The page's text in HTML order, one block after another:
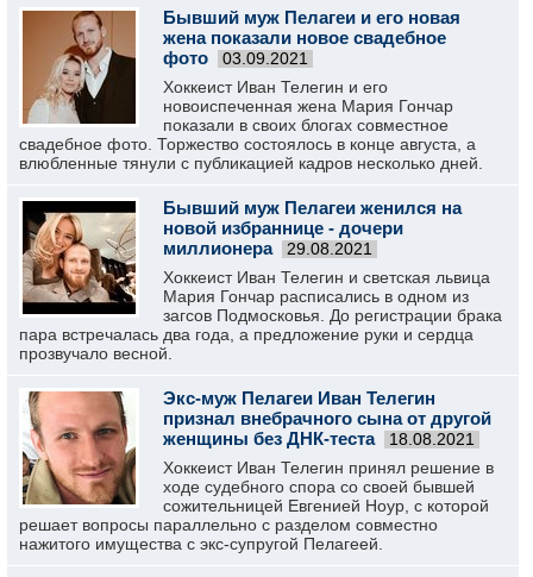
Бывший муж Пелагеи и его новая
жена показали новое свадебное
фото
03.09.2021
Хоккеист Иван Телегин и его
новоиспеченная жена Мария Гончар
показали в своих блогах совместное
свадебное фото. Торжество состоялось в конце августа, а
влюбленные тянули с публикацией кадров несколько дней.
Бывший муж Пелагеи женился на
новой избраннице - дочери
миллионера
29.08.2021
Хоккеист Иван Телегин и светская львица
Мария Гончар расписались в одном из
загсов Подмосковья. До регистрации брака
пара встречалась два года, а предложение руки и сердца
прозвучало весной.
Экс-муж Пелагеи Иван Телегин
признал внебрачного сына от другой
женщины без ДНК-теста
18.08.2021
Хоккеист Иван Телегин принял решение в
ходе судебного спора со своей бывшей
сожительницей Евгенией Ноур, с которой
решает вопросы параллельно с разделом совместно
нажитого имущества с экс-супругой Пелагеей.